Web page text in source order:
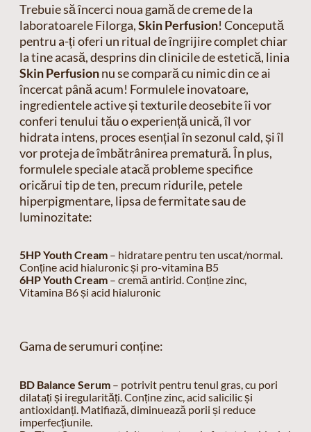
Trebuie să încerci noua gamă de creme de la
laboratoarele Filorga,Skin Perfusion! Concepută
pentru a-ți oferi un ritual de îngrijire complet chiar
la tine acasă, desprins din clinicile de estetică, linia
Skin Perfusionnu se compară cu nimic din ce ai
încercat până acum! Formulele inovatoare,
ingredientele active și texturile deosebite îi vor
conferi tenului tău o experiență unică, îl vor
hidrata intens, proces esențial în sezonul cald, și îl
vor proteja de îmbătrânirea prematură. În plus,
formulele speciale atacă probleme specifice
oricărui tip de ten, precum ridurile, petele
hiperpigmentare, lipsa de fermitate sau de
luminozitate:
5HP Youth Cream– hidratare pentru ten uscat/normal.
Conține acid hialuronic și pro-vitamina B5
6HP Youth Cream– cremă antirid. Conține zinc,
Vitamina B6 și acid hialuronic
Gama de serumuri conține:
BD Balance Serum– potrivit pentru tenul gras, cu pori
dilatați și iregularități. Conține zinc, acid salicilic și
antioxidanți. Matifiază, diminuează porii și reduce
imperfecțiunile.